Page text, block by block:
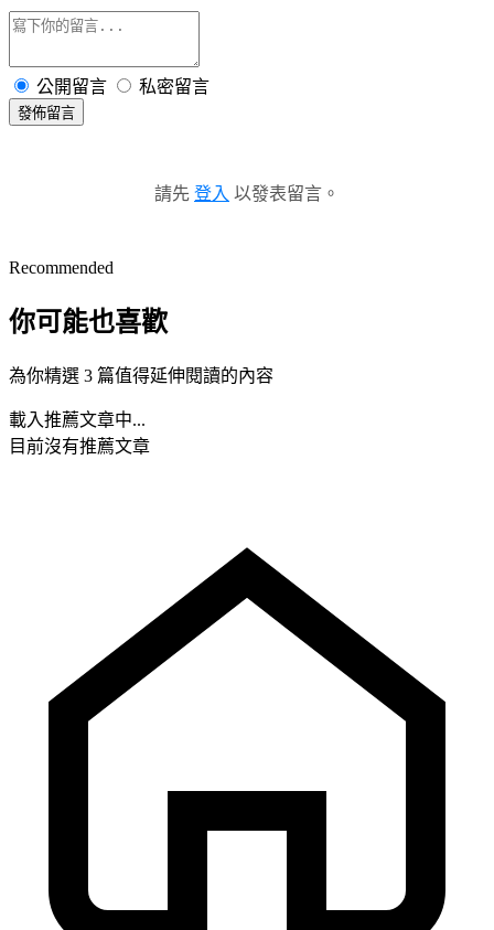
公開留言 私密留言
發佈留言
請先 登入 以發表留言。
Recommended
你可能也喜歡
為你精選 3 篇值得延伸閱讀的內容
載入推薦文章中...
目前沒有推薦文章